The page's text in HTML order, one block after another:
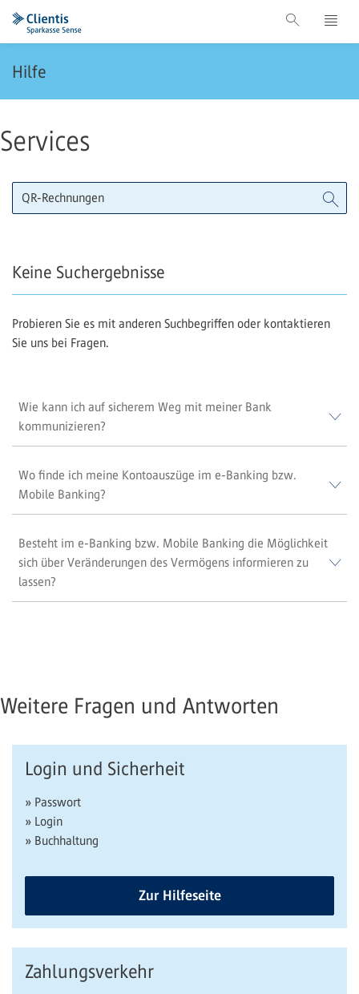
Hilfe
Services
Keine Suchergebnisse
Probieren Sie es mit anderen Suchbegriffen oder kontaktieren
Sie uns bei Fragen.
Wie kann ich auf sicherem Weg mit meiner Bank
kommunizieren?
Wo finde ich meine Kontoauszüge im e-Banking bzw.
Mobile Banking?
Besteht im e-Banking bzw. Mobile Banking die Möglichkeit
sich über Veränderungen des Vermögens informieren zu
lassen?
Weitere Fragen und Antworten
Login und Sicherheit
» Passwort
» Login
» Buchhaltung
Zur Hilfeseite
Zahlungsverkehr